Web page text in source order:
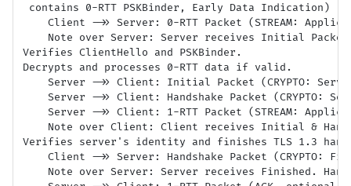
contains 0-RTT PSKBinder, Early Data Indication)
Client ->> Server: 0-RTT Packet (STREAM:
Note over Server: Server receives Initial
Verifies ClientHello and PSKBinder.
Decrypts and processes 0-RTT data if valid.
Server ->> Client: Initial Packet (CRYPTO:
Server ->> Client: Handshake Packet (CRYPTO:
Server ->> Client: 1-RTT Packet (STREAM:
Note over Client: Client receives Initial &
Verifies server's identity and finishes TLS 1.3
Client ->> Server: Handshake Packet (CRYPTO:
Note over Server: Server receives Finished.